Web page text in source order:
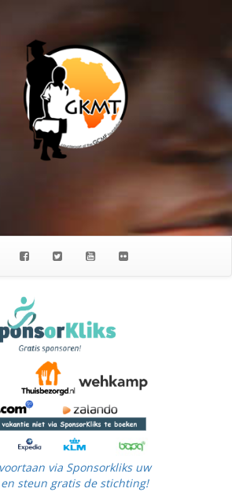
via Sponsorkliks uw
steun gratis de stichting!